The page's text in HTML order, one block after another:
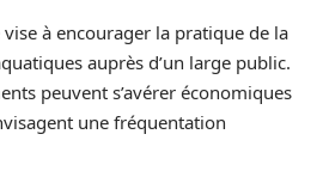
à encourager la pratique de la
auprès d’un large public.
peuvent s’avérer économiques
une fréquentation